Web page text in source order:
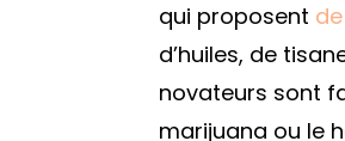
qui proposent
d’huiles, de
novateurs sont
marijuana ou le